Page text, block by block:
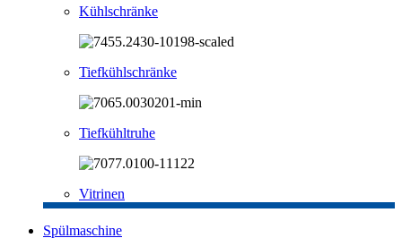
Kühlschränke
Tiefkühlschränke
Tiefkühltruhe
Vitrinen
Spülmaschine